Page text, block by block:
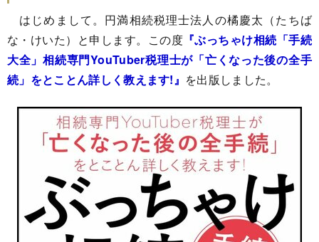
はじめまして。円満相続税理士法人の橘慶太（たちば
な・けいた）と申します。この度 『ぶっちゃけ相続「手続
大全」相続専門YouTuber税理士が「亡くなった後の全手
続」をとことん詳しく教えます!』 を出版しました。